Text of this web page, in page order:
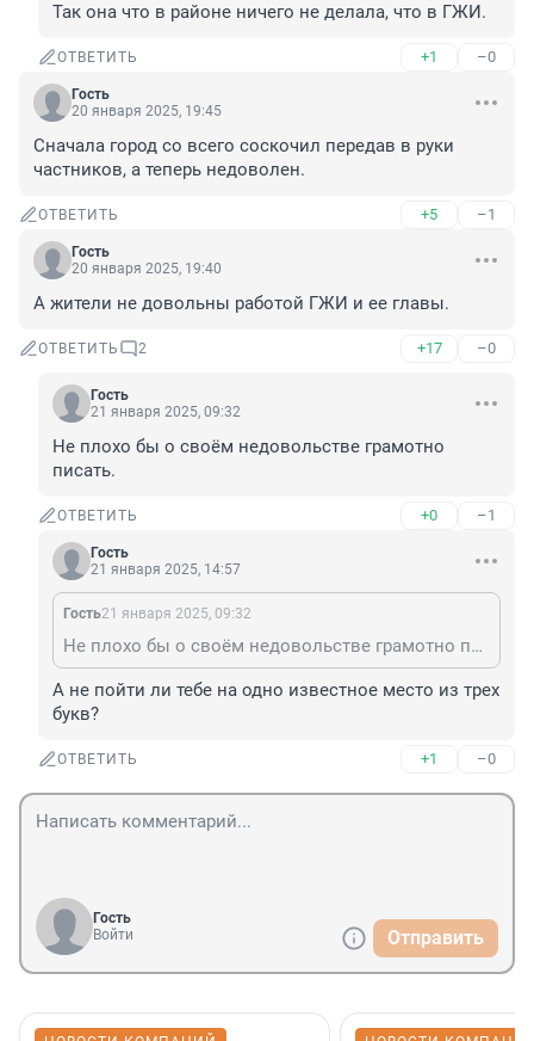
Так она что в районе ничего не делала, что в ГЖИ.
ОТВЕТИТЬ +1 –0
Гость
20 января 2025, 19:45
Сначала город со всего соскочил передав в руки
частников, а теперь недоволен.
ОТВЕТИТЬ +5 –1
Гость
20 января 2025, 19:40
А жители не довольны работой ГЖИ и ее главы.
ОТВЕТИТЬ 2 +17 –0
Гость
21 января 2025, 09:32
Не плохо бы о своём недовольстве грамотно
писать.
ОТВЕТИТЬ +0 –1
Гость
21 января 2025, 14:57
Гость21 января 2025, 09:32
Не плохо бы о своём недовольстве грамотно писать.
А не пойти ли тебе на одно известное место из трех
букв?
ОТВЕТИТЬ +1 –0
Гость
Войти
Отправить